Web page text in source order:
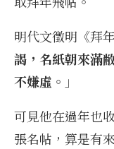
明代文徵明《拜
謁，名紙朝來滿
不嫌虛。 」
可見他在過年也
張名帖，算是有